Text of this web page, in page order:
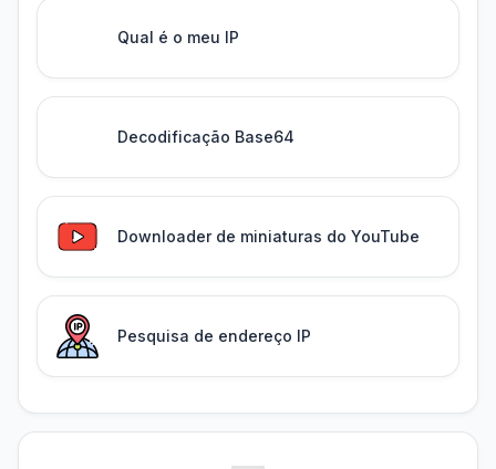
Qual é o meu IP
Decodificação Base64
Downloader de miniaturas do YouTube
Pesquisa de endereço IP